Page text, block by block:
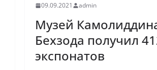
09.09.2021 admin
Музей
Бехзода получил
экспонатов